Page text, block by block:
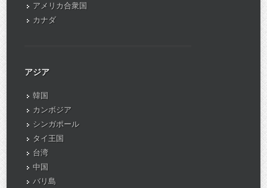
アメリカ合衆国
カナダ
アジア
韓国
カンボジア
シンガポール
タイ王国
台湾
中国
バリ島